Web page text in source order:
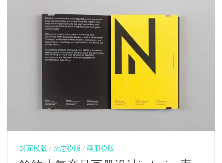
封面模版 / 杂志模版 / 画册模版